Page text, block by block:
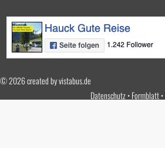
© 2026 created byvistabus.de
Datenschutz Formblatt